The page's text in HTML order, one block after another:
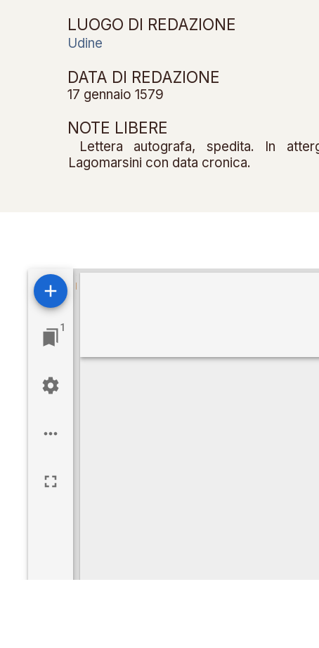
LUOGO DI REDAZIONE
Udine
DATA DI REDAZIONE
17 gennaio 1579
NOTE LIBERE
Lettera autografa, spedita. In
Lagomarsini con data cronica.
1
Visualizzatore